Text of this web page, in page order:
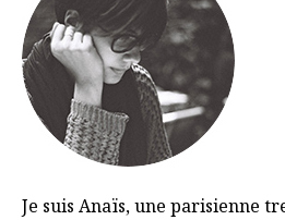
Je suis Anaïs, une parisienne